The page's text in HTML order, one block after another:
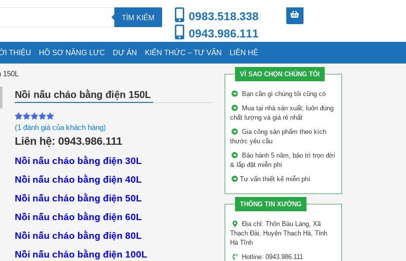
TÌM KIẾM
0983.518.338
0943.986.111
THIỆU HỒ SƠ NĂNG LỰC DỰ ÁN KIẾN THỨC – TƯ VẤN LIÊN HỆ
150L
Nồi nấu cháo bằng điện 150L
5.00trên 5
dựa trên
1
(1 đánh giá của khách hàng)
Liên hệ: 0943.986.111
Nồi nấu cháo bằng điện 30L
Nồi nấu cháo bằng điện 40L
Nồi nấu cháo bằng điện 50L
Nồi nấu cháo bằng điện 60L
Nồi nấu cháo bằng điện 80L
Nồi nấu cháo bằng điện 100L
VÌ SAO CHỌN CHÚNG TÔI
Bạn cần gì chúng tôi cũng có
Mua tại nhà sản xuất, luôn đúng
chất lượng và giá rẻ nhất
Gia công sản phẩm theo kích
thước yêu cầu
Bảo hành 5 năm, bảo trì trọn đời
& lắp đặt miễn phí
Tư vấn thiết kế miễn phí
THÔNG TIN XƯỞNG
Địa chỉ: Thôn Bàu Láng, Xã
Thạch Đài, Huyện Thạch Hà, Tỉnh
Hà Tĩnh
Hotline: 0943.986.111